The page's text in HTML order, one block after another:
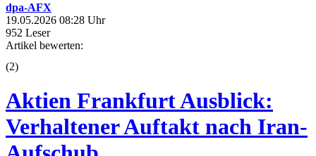
dpa-AFX
19.05.2026 08:28 Uhr
952 Leser
Artikel bewerten:
(2)
Aktien Frankfurt Ausblick:
Verhaltener Auftakt nach Iran-